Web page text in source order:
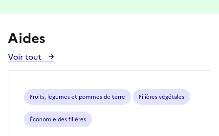
Aides
Voir tout
Voir
toutes
aides
Fruits, légumes et pommes de terre Filières végétales
Économie des filières